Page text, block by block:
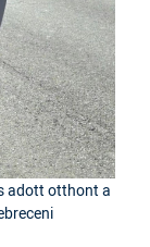
adott otthont a